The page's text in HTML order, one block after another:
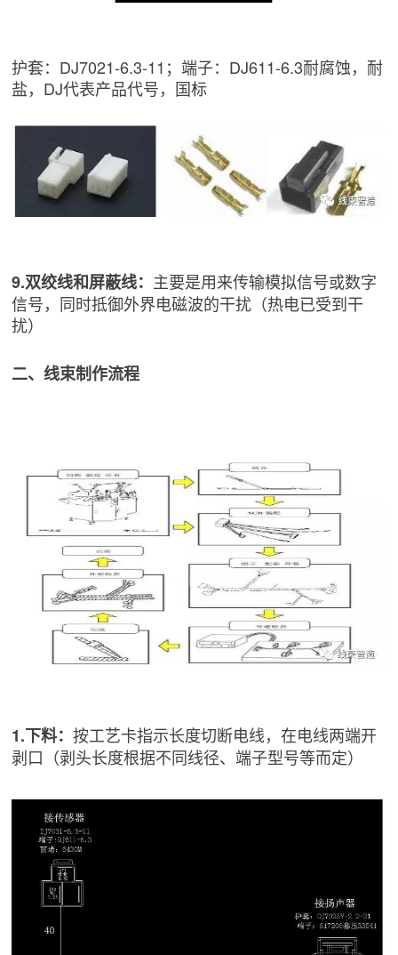
护套：DJ7021-6.3-11；端子：DJ611-6.3耐腐蚀，耐
盐，DJ代表产品代号，国标
9.双绞线和屏蔽线： 主要是用来传输模拟信号或数字
信号，同时抵御外界电磁波的干扰（热电已受到干
扰）
二、线束制作流程
1.下料：按工艺卡指示长度切断电线，在电线两端开
剥口（剥头长度根据不同线径、端子型号等而定）